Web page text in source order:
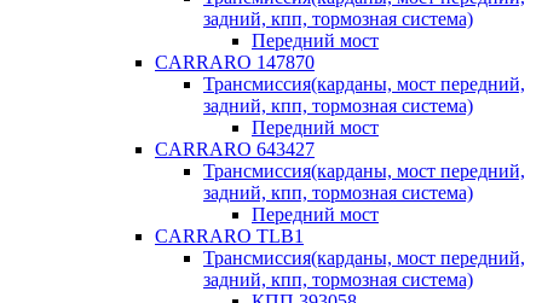
задний, кпп, тормозная система)
Передний мост
CARRARO 147870
Трансмиссия(карданы, мост передний,
задний, кпп, тормозная система)
Передний мост
CARRARO 643427
Трансмиссия(карданы, мост передний,
задний, кпп, тормозная система)
Передний мост
CARRARO TLB1
Трансмиссия(карданы, мост передний,
задний, кпп, тормозная система)